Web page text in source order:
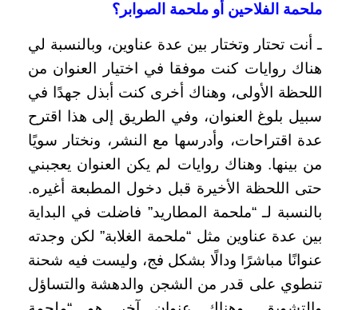
ملحمة الفلاحين أو ملحمة الصوابر؟
ـ أنت تحتار وتختار بين عدة عناوين، وبالنسبة لي
هناك روايات كنت موفقا في اختيار العنوان من
اللحظة الأولى، وهناك أخرى كنت أبذل جهدًا في
سبيل بلوغ العنوان، وفي الطريق إلى هذا اقترح
عدة اقتراحات، وأدرسها مع النشر، ونختار سويًا
من بينها. وهناك روايات لم يكن العنوان يعجبني
حتى اللحظة الأخيرة قبل دخول المطبعة أغيره.
بالنسبة لـ “ملحمة المطاريد” فاضلت في البداية
بين عدة عناوين مثل “ملحمة الغلابة” لكن وجدته
عنوانًا مباشرًا ودالًا بشكل فج، وليست فيه شحنة
تنطوي على قدر من الشجن والدهشة والتساؤل